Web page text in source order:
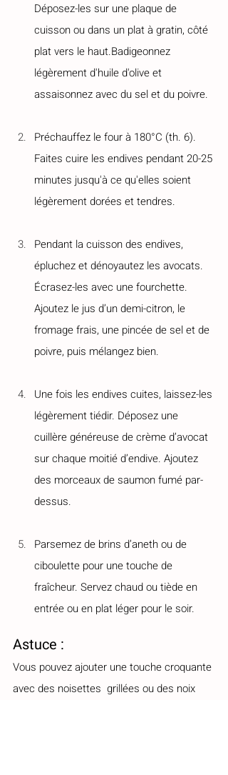
Déposez-les sur une plaque de
cuisson ou dans un plat à gratin, côté
plat vers le haut.Badigeonnez
légèrement d'huile d'olive et
assaisonnez avec du sel et du poivre.
Préchauffez le four à 180°C (th. 6).
Faites cuire les endives pendant 20-25
minutes jusqu'à ce qu'elles soient
légèrement dorées et tendres.
Pendant la cuisson des endives,
épluchez et dénoyautez les avocats.
Écrasez-les avec une fourchette.
Ajoutez le jus d’un demi-citron, le
fromage frais, une pincée de sel et de
poivre, puis mélangez bien.
Une fois les endives cuites, laissez-les
légèrement tiédir. Déposez une
cuillère généreuse de crème d’avocat
sur chaque moitié d’endive. Ajoutez
des morceaux de saumon fumé par-
dessus.
Parsemez de brins d’aneth ou de
ciboulette pour une touche de
fraîcheur. Servez chaud ou tiède en
entrée ou en plat léger pour le soir.
Astuce :
Vous pouvez ajouter une touche croquante
avec des noisettes  grillées ou des noix